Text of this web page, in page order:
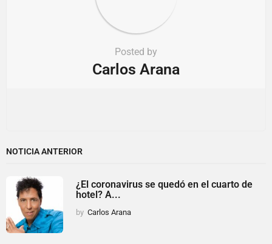
Posted by
Carlos Arana
NOTICIA ANTERIOR
¿El coronavirus se quedó en el cuarto de
hotel? A...
by Carlos Arana